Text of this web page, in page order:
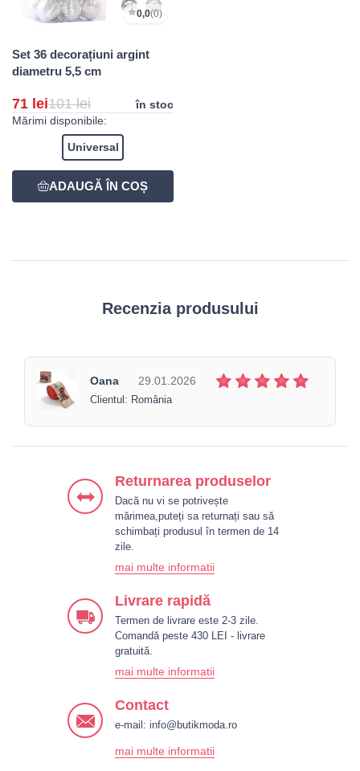
0,0(0)
Set 36 decorațiuni argint
diametru 5,5 cm
71 lei101 lei
în stoc
Mărimi disponibile:
Universal
Recenzia produsului
Oana 29.01.2026
Clientul: România
Returnarea produselor
Dacă nu vi se potrivește
mărimea,puteți sa returnați sau să
schimbați produsul în termen de 14
zile.
mai multe informatii
Livrare rapidă
Termen de livrare este 2-3 zile.
Comandă peste 430 LEI - livrare
gratuită.
mai multe informatii
Contact
e-mail: info@butikmoda.ro
mai multe informatii